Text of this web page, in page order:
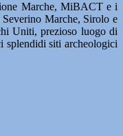
Marche, MiBACT e i
Marche, Sirolo e
Uniti, prezioso luogo di
splendidi siti archeologici